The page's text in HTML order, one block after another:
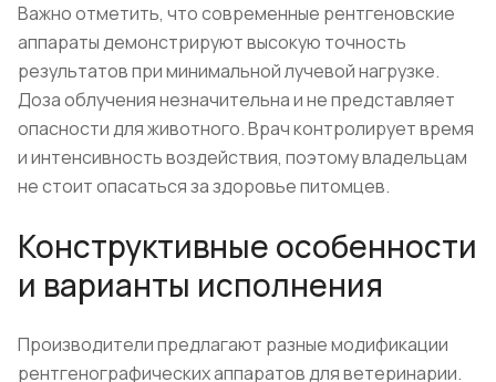
Важно отметить, что современные рентгеновские
аппараты демонстрируют высокую точность
результатов при минимальной лучевой нагрузке.
Доза облучения незначительна и не представляет
опасности для животного. Врач контролирует время
и интенсивность воздействия, поэтому владельцам
не стоит опасаться за здоровье питомцев.
Конструктивные особенности
и варианты исполнения
Производители предлагают разные модификации
рентгенографических аппаратов для ветеринарии.